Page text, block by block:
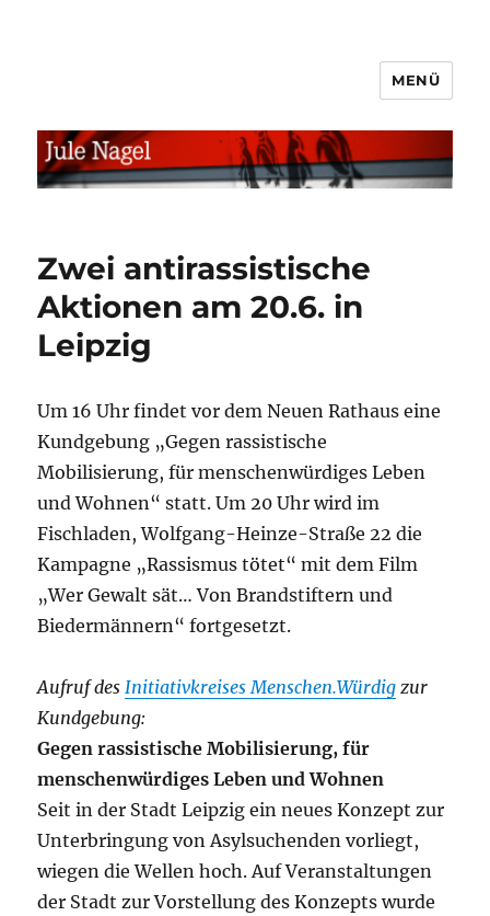
MENÜ
Zwei antirassistische
Aktionen am 20.6. in
Leipzig
Um 16 Uhr findet vor dem Neuen Rathaus eine
Kundgebung „Gegen rassistische
Mobilisierung, für menschenwürdiges Leben
und Wohnen“ statt. Um 20 Uhr wird im
Fischladen, Wolfgang-Heinze-Straße 22 die
Kampagne „Rassismus tötet“ mit dem Film
„Wer Gewalt sät… Von Brandstiftern und
Biedermännern“ fortgesetzt.
Aufruf des Initiativkreises Menschen.Würdig zur
Kundgebung:
Gegen rassistische Mobilisierung, für
menschenwürdiges Leben und Wohnen
Seit in der Stadt Leipzig ein neues Konzept zur
Unterbringung von Asylsuchenden vorliegt,
wiegen die Wellen hoch. Auf Veranstaltungen
der Stadt zur Vorstellung des Konzepts wurde